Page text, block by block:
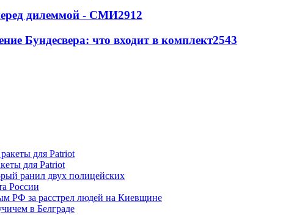
дилеммой - СМИ2912
Бундесвера: что входит в комплект2543
для Patriot
ранил двух полицейских
России
РФ за расстрел людей на Киевщине
в Белграде